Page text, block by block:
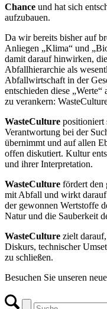
Chance und hat sich
aufzubauen.
Da wir bereits bisher auf
Anliegen „Klima“ und
damit darauf hinwirken,
Abfallhierarchie als
Abfallwirtschaft in der
entschieden diese
zu verankern:
WasteCulture positioniert
Verantwortung bei der
übernimmt und auf allen
offen diskutiert. Kultur
und ihrer Interpretation.
WasteCulture fördert den
mit Abfall und wirkt darauf
der gewonnen Wertstoffe
Natur und die Sauberkeit
WasteCulture zielt
Diskurs, technischer
zu schließen.
Besuchen Sie unseren